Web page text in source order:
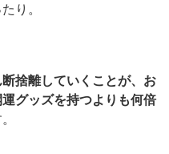
り。
捨離していくことが、お
グッズを持つよりも何倍